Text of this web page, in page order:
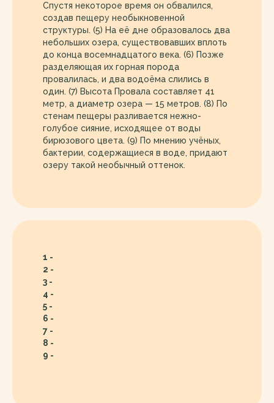
Спустя некоторое время он обвалился,
создав пещеру необыкновенной
структуры. (5) На её дне образовалось два
небольших озера, существовавших вплоть
до конца восемнадцатого века. (6) Позже
разделяющая их горная порода
провалилась, и два водоёма слились в
один. (7) Высота Провала составляет 41
метр, а диаметр озера — 15 метров. (8) По
стенам пещеры разливается нежно-
голубое сияние, исходящее от воды
бирюзового цвета. (9) По мнению учёных,
бактерии, содержащиеся в воде, придают
озеру такой необычный оттенок.
1 -
2 -
3 -
4 -
5 -
6 -
7 -
8 -
9 -